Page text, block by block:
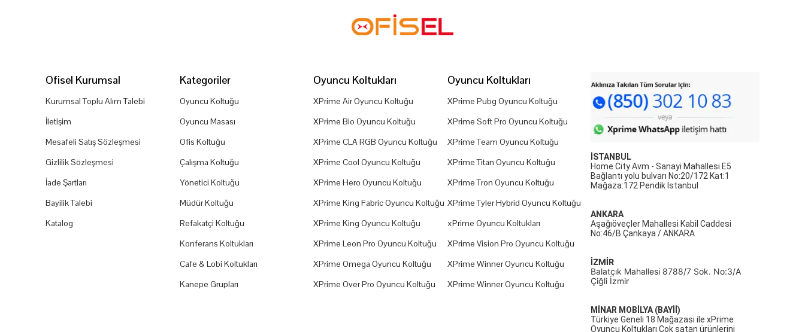
Ofisel Kurumsal
Kurumsal Toplu Alım Talebi
İletişim
Mesafeli Satış Sözleşmesi
Gizlilik Sözleşmesi
İade Şartları
Bayilik Talebi
Katalog
Kategoriler
Oyuncu Koltuğu
Oyuncu Masası
Ofis Koltuğu
Çalışma Koltuğu
Yönetici Koltuğu
Müdür Koltuğu
Refakatçi Koltuğu
Konferans Koltukları
Cafe & Lobi Koltukları
Kanepe Grupları
Oyuncu Koltukları
XPrime Air Oyuncu Koltuğu
XPrime Bio Oyuncu Koltuğu
XPrime CLA RGB Oyuncu Koltuğu
XPrime Cool Oyuncu Koltuğu
XPrime Hero Oyuncu Koltuğu
XPrime King Fabric Oyuncu Koltuğu
XPrime King Oyuncu Koltuğu
XPrime Leon Pro Oyuncu Koltuğu
XPrime Omega Oyuncu Koltuğu
XPrime Over Pro Oyuncu Koltuğu
Oyuncu Koltukları
XPrime Pubg Oyuncu Koltuğu
XPrime Soft Pro Oyuncu Koltuğu
XPrime Team Oyuncu Koltuğu
XPrime Titan Oyuncu Koltuğu
XPrime Tron Oyuncu Koltuğu
XPrime Tyler Hybrid Oyuncu Koltuğu
xPrime Oyuncu Koltukları
XPrime Vision Pro Oyuncu Koltuğu
XPrime Winner Oyuncu Koltuğu
XPrime Winner Oyuncu Koltuğu
İSTANBUL
Home City Avm - Sanayi Mahallesi E5
Bağlantı yolu bulvarı No:20/172 Kat:1
Mağaza:172 Pendik İstanbul
ANKARA
Aşağıöveçler Mahallesi Kabil Caddesi
No:46/B Çankaya / ANKARA
İZMİR
Balatçık Mahallesi 8788/7 Sok. No:3/A
Çiğli İzmir
MİNAR MOBİLYA (BAYİİ)
Türkiye Geneli 18 Mağazası ile xPrime
Oyuncu Koltukları Çok satan ürünlerini